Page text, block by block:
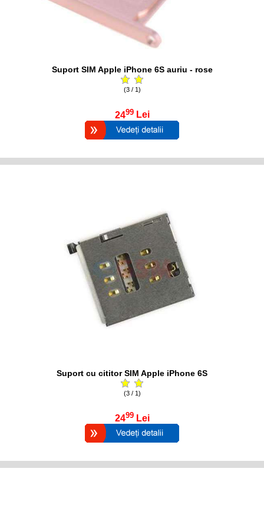
Suport SIM Apple iPhone 6S auriu - rose
(3 / 1)
2499 Lei
Suport cu cititor SIM Apple iPhone 6S
(3 / 1)
2499 Lei